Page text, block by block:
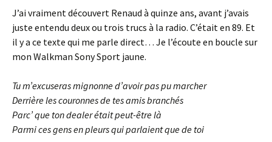
J’ai vraiment découvert Renaud à quinze ans, avant j’avais
juste entendu deux ou trois trucs à la radio. C’était en 89. Et
il y a ce texte qui me parle direct… Je l’écoute en boucle sur
mon Walkman Sony Sport jaune.
Tu m’excuseras mignonne d’avoir pas pu marcher
Derrière les couronnes de tes amis branchés
Parc’ que ton dealer était peut-être là
Parmi ces gens en pleurs qui parlaient que de toi